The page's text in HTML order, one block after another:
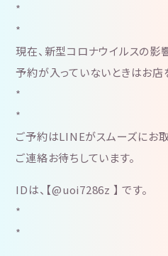
*
*
現在、新型コロナウイルスの影
予約が入っていないときはお店
*
*
ご予約はLINEがスムーズにお
ご連絡お待ちしています。
IDは、【@uoi7286z 】 です。
*
*